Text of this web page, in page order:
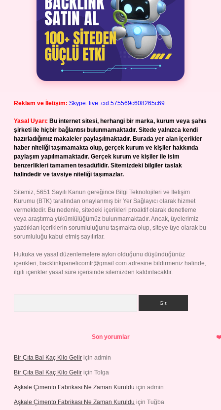
Reklam ve İletişim: Skype: live:.cid.575569c608265c69
Yasal Uyarı: Bu internet sitesi, herhangi bir marka, kurum veya şahıs
şirketi ile hiçbir bağlantısı bulunmamaktadır. Sitede yalnızca kendi
hazırladığımız makaleler paylaşılmaktadır. Burada yer alan içerikler
haber niteliği taşımamakta olup, gerçek kurum ve kişiler hakkında
paylaşım yapılmamaktadır. Gerçek kurum ve kişiler ile isim
benzerlikleri tamamen tesadüfidir. Sitemizdeki bilgiler taslak
halindedir ve tavsiye niteliği taşımazlar.
Sitemiz, 5651 Sayılı Kanun gereğince Bilgi Teknolojileri ve İletişim
Kurumu (BTK) tarafından onaylanmış bir Yer Sağlayıcı olarak hizmet
vermektedir. Bu nedenle, sitedeki içerikleri proaktif olarak denetleme
veya araştırma yükümlülüğümüz bulunmamaktadır. Ancak, üyelerimiz
yazdıkları içeriklerin sorumluluğunu taşımakta olup, siteye üye olarak bu
sorumluluğu kabul etmiş sayılırlar.
Hukuka ve yasal düzenlemelere aykırı olduğunu düşündüğünüz
içerikleri, backlinkpanelicomtr@gmail.com adresine bildirmeniz halinde,
ilgili içerikler yasal süre içerisinde sitemizden kaldırılacaktır.
Son yorumlar
Bir Çıta Bal Kaç Kilo Gelir için admin
Bir Çıta Bal Kaç Kilo Gelir için Tolga
Aşkale Çimento Fabrikası Ne Zaman Kuruldu için admin
Aşkale Çimento Fabrikası Ne Zaman Kuruldu için Tuğba